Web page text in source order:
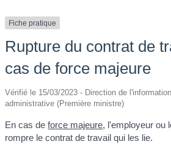
Fiche pratique
Rupture du contrat de
cas de force majeure
Vérifié le 15/03/2023 - Direction de
administrative (Première ministre)
En cas deforce majeure, l'employeur ou
rompre le contrat de travail qui les lie.